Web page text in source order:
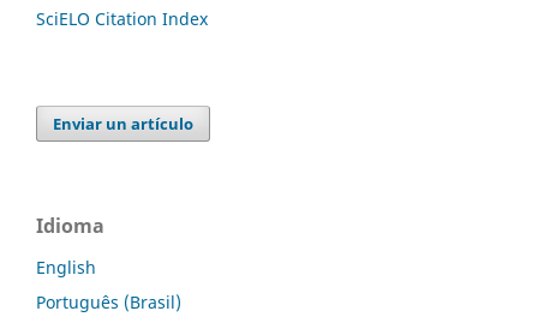
SciELO Citation Index
Enviar un artículo
Idioma
English
Português (Brasil)